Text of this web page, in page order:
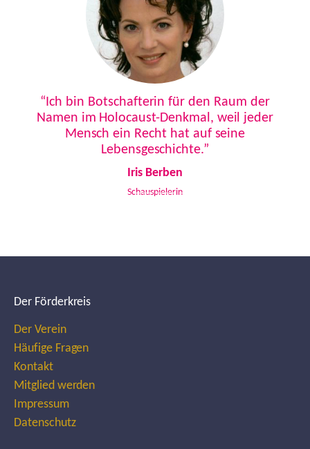
“Ich bin Botschafterin für den Raum der
Namen im Holocaust-Denkmal, weil jeder
Mensch ein Recht hat auf seine
Lebensgeschichte.”
Iris Berben
Schauspielerin
Der Förderkreis
Der Verein
Häufige Fragen
Kontakt
Mitglied werden
Impressum
Datenschutz